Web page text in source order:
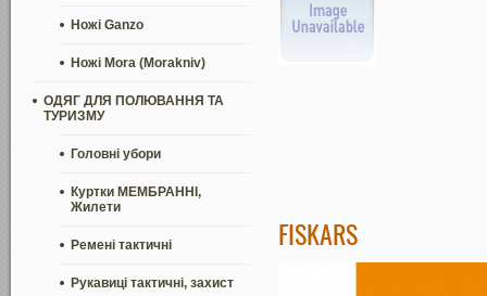
Ножі Ganzo
Ножі Mora (Morakniv)
ОДЯГ ДЛЯ ПОЛЮВАННЯ ТА
ТУРИЗМУ
Головні убори
Куртки МЕМБРАННІ,
Жилети
Ремені тактичні
Рукавиці тактичні, захист
FISKARS